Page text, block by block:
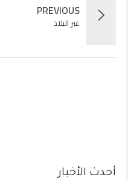
PREVIOUS
عبر البلاد
أحدث الأخبار